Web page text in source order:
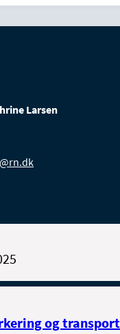
Larsen
og transport